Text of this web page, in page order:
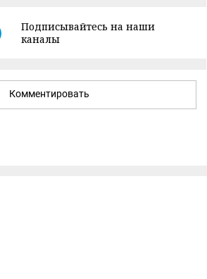
Подписывайтесь на наши
каналы
Комментировать